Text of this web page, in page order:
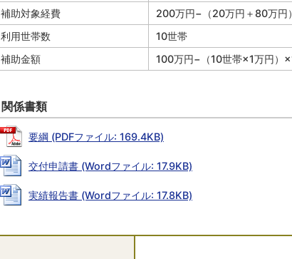
補助対象経費
200万円−（20万円＋80万円
利用世帯数
10世帯
補助金額
100万円− （10世帯×1万円）
関係書類
要綱 (PDFファイル: 169.4KB)
交付申請書 (Wordファイル: 17.9KB)
実績報告書 (Wordファイル: 17.8KB)